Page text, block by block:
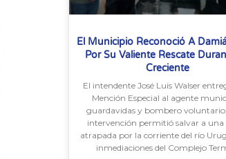
El Municipio Reconoció A
Por Su Valiente Rescate
Creciente
El intendente José Luis Walser
Mención Especial al agente
guardavidas y bombero
intervención permitió salvar a una
atrapada por la corriente del río
inmediaciones del Complejo